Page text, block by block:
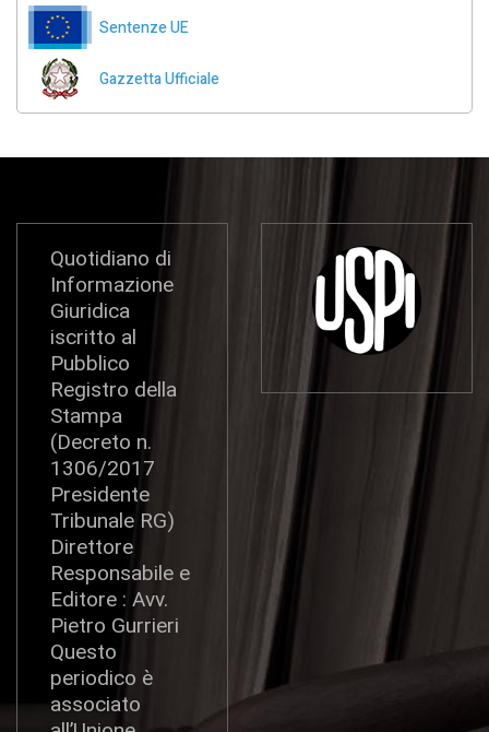
Sentenze UE
Gazzetta Ufficiale
Quotidiano di
Informazione
Giuridica
iscritto al
Pubblico
Registro della
Stampa
(Decreto n.
1306/2017
Presidente
Tribunale RG)
Direttore
Responsabile e
Editore : Avv.
Pietro Gurrieri
Questo
periodico è
associato